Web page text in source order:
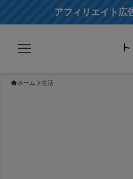
アフィリエイト広
ホーム 生活